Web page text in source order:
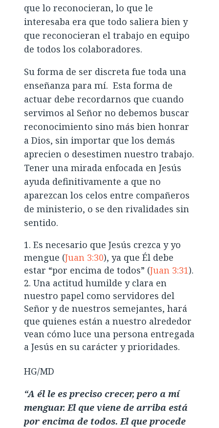
que lo reconocieran, lo que le
interesaba era que todo saliera bien y
que reconocieran el trabajo en equipo
de todos los colaboradores.
Su forma de ser discreta fue toda una
enseñanza para mí. Esta forma de
actuar debe recordarnos que cuando
servimos al Señor no debemos buscar
reconocimiento sino más bien honrar
a Dios, sin importar que los demás
aprecien o desestimen nuestro trabajo.
Tener una mirada enfocada en Jesús
ayuda definitivamente a que no
aparezcan los celos entre compañeros
de ministerio, o se den rivalidades sin
sentido.
Es necesario que Jesús crezca y yo
mengue (Juan 3:30), ya que Él debe
estar “por encima de todos” (Juan 3:31).
Una actitud humilde y clara en
nuestro papel como servidores del
Señor y de nuestros semejantes, hará
que quienes están a nuestro alrededor
vean cómo luce una persona entregada
a Jesús en su carácter y prioridades.
HG/MD
“A él le es preciso crecer, pero a mí
menguar. El que viene de arriba está
por encima de todos. El que procede